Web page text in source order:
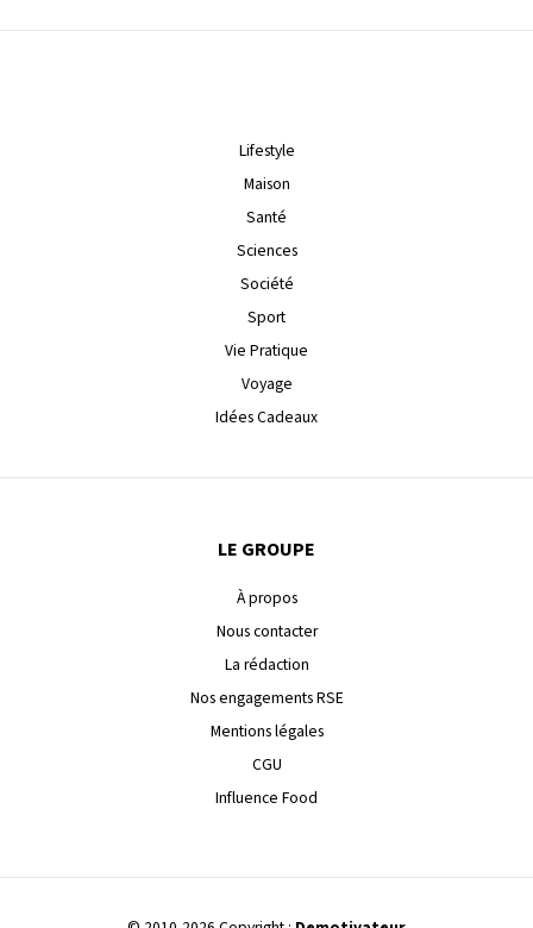
Lifestyle
Maison
Santé
Sciences
Société
Sport
Vie Pratique
Voyage
Idées Cadeaux
LE GROUPE
À propos
Nous contacter
La rédaction
Nos engagements RSE
Mentions légales
CGU
Influence Food